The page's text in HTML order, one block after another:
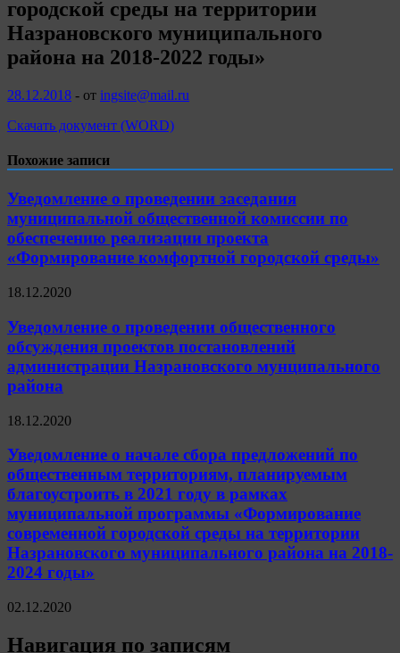
городской среды на территории
Назрановского муниципального
района на 2018-2022 годы»
28.12.2018 - от ingsite@mail.ru
Скачать документ (WORD)
Похожие записи
Уведомление о проведении заседания
муниципальной общественной комиссии по
обеспечению реализации проекта
«Формирование комфортной городской среды»
18.12.2020
Уведомление о проведении общественного
обсуждения проектов постановлений
администрации Назрановского мунципального
района
18.12.2020
Уведомление о начале сбора предложений по
общественным территориям, планируемым
благоустроить в 2021 году в рамках
муниципальной программы «Формирование
современной городской среды на территории
Назрановского муниципального района на 2018-
2024 годы»
02.12.2020
Навигация по записям